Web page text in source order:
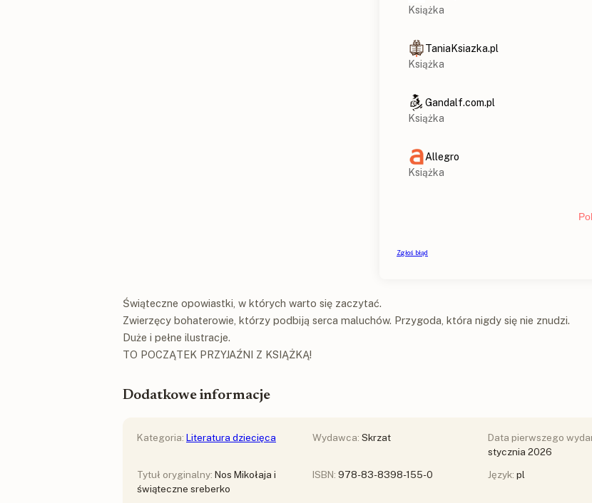
Świąteczne opowiastki, w których warto się zaczytać.
Zwierzęcy bohaterowie, którzy podbiją serca maluchów. Przygoda, która nigdy się nie znudzi.
Duże i pełne ilustracje.
TO POCZĄTEK PRZYJAŹNI Z KSIĄŻKĄ!
Dodatkowe informacje
Kategoria: Literatura dziecięca Wydawca: Skrzat Data pierwszego
stycznia 2026
Tytuł oryginalny: Nos Mikołaja i
świąteczne sreberko
ISBN: 978-83-8398-155-0 Język: pl